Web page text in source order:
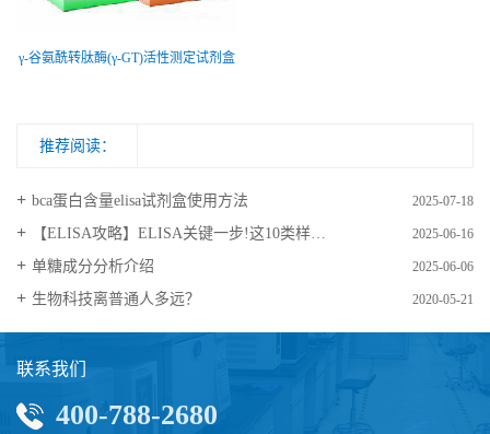
γ-谷氨酰转肽酶(γ-GT)活性测定试剂盒
推荐阅读：
bca蛋白含量elisa试剂盒使用方法 2025-07-18
【ELISA攻略】ELISA关键一步!这10类样品要如何处理? 2025-06-16
​单糖成分分析介绍 2025-06-06
生物科技离普通人多远？ 2020-05-21
联系我们
400-788-2680